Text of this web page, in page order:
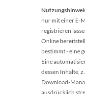
nur mit einer E-
registrieren
Online
bestimmt - eine
Eine
dessen Inhalte,
Download-
ausdrücklich